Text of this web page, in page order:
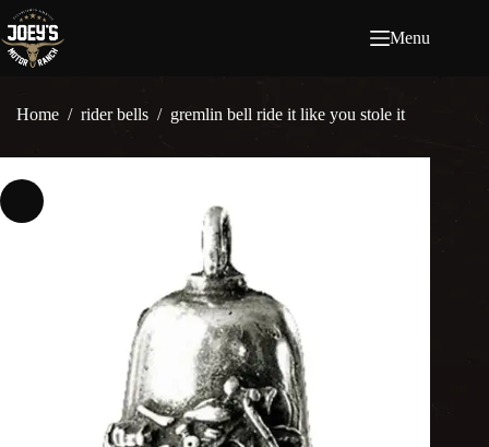
naar
de
inhoud
Menu
Home / rider bells / gremlin bell ride it like you stole it